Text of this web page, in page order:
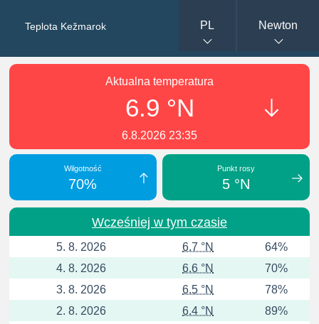
Teplota Kežmarok PL Newton
Aktualna temperatura
6.9 °N
6.8.2026 23:35
Wilgotność
70%
Punkt rosy
5 °N
Wcześniej w tym czasie
5. 8. 2026 6.7 °N
64%
4. 8. 2026
6.6 °N
70%
3. 8. 2026
6.5 °N
78%
2. 8. 2026
6.4 °N
89%